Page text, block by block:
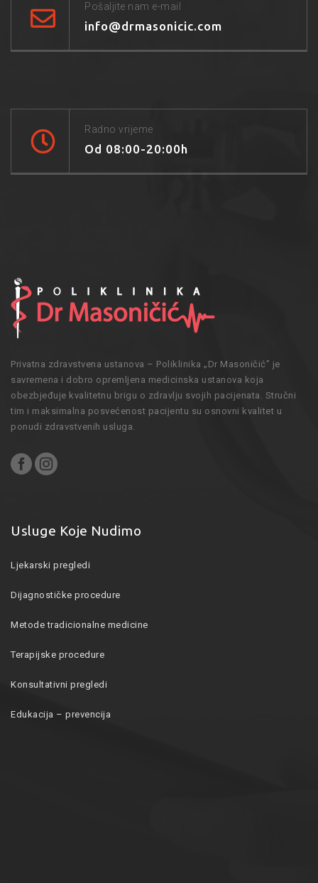
Pošaljite nam e-mail
info@drmasonicic.com
Radno vrijeme
Od 08:00-20:00h
Privatna zdravstvena ustanova – Poliklinika „Dr Masoničić” je
savremena i dobro opremljena medicinska ustanova koja
obezbjeđuje kvalitetnu brigu o zdravlju svojih pacijenata. Stručni
tim i maksimalna posvećenost pacijentu su osnovni kvalitet u
ponudi zdravstvenih usluga.
Usluge Koje Nudimo
Ljekarski pregledi
Dijagnostičke procedure
Metode tradicionalne medicine
Terapijske procedure
Konsultativni pregledi
Edukacija – prevencija